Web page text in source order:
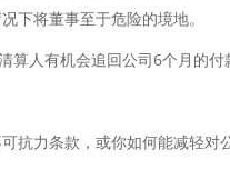
下将董事至于危险的境地。
算人有机会追回公司6个月的付
抗力条款，或你如何能减轻对